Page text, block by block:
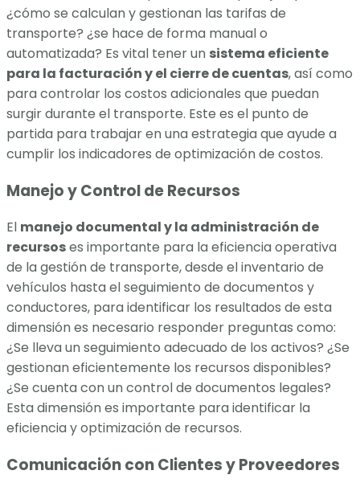
¿cómo se calculan y gestionan las tarifas de
transporte? ¿se hace de forma manual o
automatizada? Es vital tener un sistema eficiente
para la facturación y el cierre de cuentas, así como
para controlar los costos adicionales que puedan
surgir durante el transporte. Este es el punto de
partida para trabajar en una estrategia que ayude a
cumplir los indicadores de optimización de costos.
Manejo y Control de Recursos
El manejo documental y la administración de
recursoses importante para la eficiencia operativa
de la gestión de transporte, desde el inventario de
vehículos hasta el seguimiento de documentos y
conductores, para identificar los resultados de esta
dimensión es necesario responder preguntas como:
¿Se lleva un seguimiento adecuado de los activos? ¿Se
gestionan eficientemente los recursos disponibles?
¿Se cuenta con un control de documentos legales?
Esta dimensión es importante para identificar la
eficiencia y optimización de recursos.
Comunicación con Clientes y Proveedores